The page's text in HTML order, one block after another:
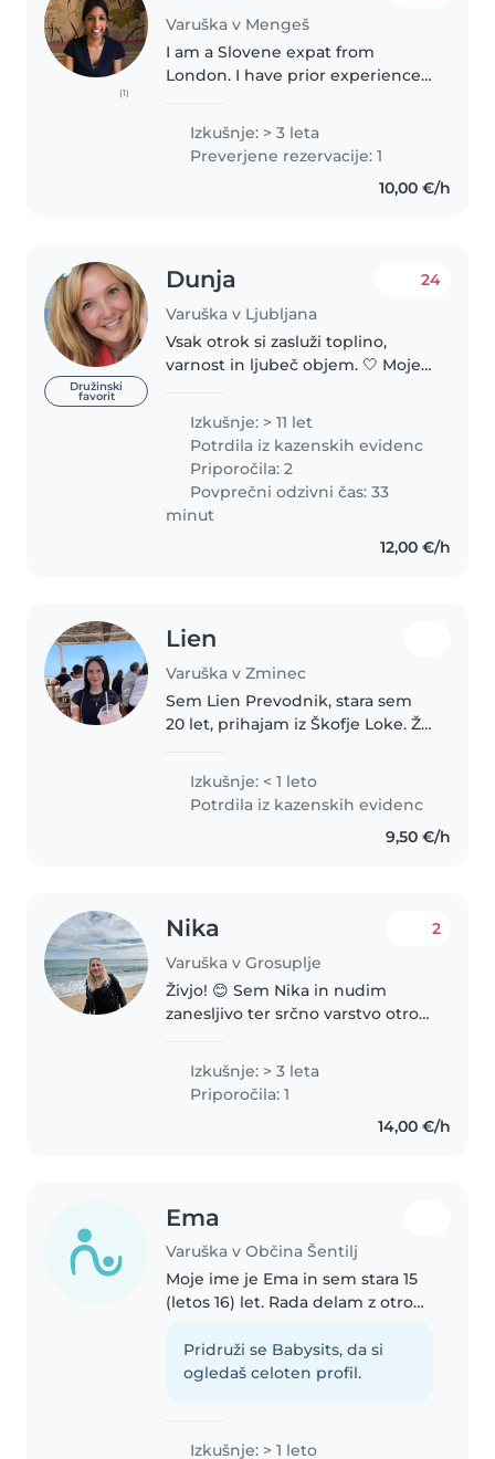
(1)
Varuška v Mengeš
I am a Slovene expat from
London. I have prior experience
age of 15, I grew up taking care
of 2 younger siblings, ages
between 3 months- 8 years old...
Izkušnje: > 3 leta
Preverjene rezervacije: 1
10,00 €/h
Družinski
favorit
Dunja
Varuška v Ljubljana
24
Vsak otrok si zasluži toplino,
varnost in ljubeč objem. 🤍 Moje
od mladih let me spremlja
ljubezen do otrok – najprej kot
varuška, kasneje pa kot..
Izkušnje: > 11 let
Potrdila iz kazenskih evidenc
Priporočila: 2
Povprečni odzivni čas: 33
minut
12,00 €/h
Lien
Varuška v Zminec
Sem Lien Prevodnik, stara sem
20 let, prihajam iz Škofje Loke. Že
(družinske člane, sosedove
otroke). Narejeno imam srednjo
vzgojiteljsko šolo. Trenutno
Izkušnje: < 1 leto
Potrdila iz kazenskih evidenc
9,50 €/h
Nika
Varuška v Grosuplje
2
Živjo! 😊 Sem Nika in nudim
zanesljivo ter srčno varstvo otrok
zaključeno srednjo vzgojiteljsko
šolo v Ljubljani in veliko
Izkušnje: > 3 leta
Priporočila: 1
14,00 €/h
Ema
Varuška v Občina Šentilj
Moje ime je Ema in sem stara 15
(letos 16) let. Rada delam z otroki
varstvom, saj imam v družini
veliko malčkov, za katere sem že
Pridruži se Babysits, da si
ogledaš celoten profil.
Izkušnje: > 1 leto